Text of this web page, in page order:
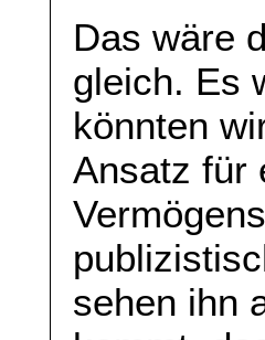
Das wäre
gleich. Es
könnten
Ansatz für
sehen ihn